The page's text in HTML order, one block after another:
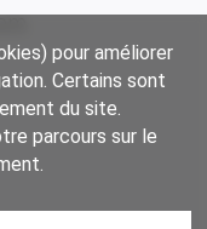
pour améliorer
Certains sont
du site.
parcours sur le